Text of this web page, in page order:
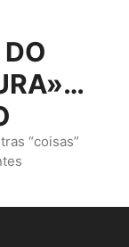
“coisas”